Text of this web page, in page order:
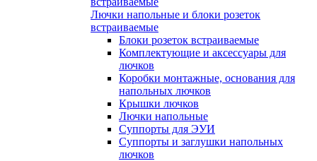
Лючки напольные и блоки розеток
встраиваемые
Блоки розеток встраиваемые
Комплектующие и аксессуары для
лючков
Коробки монтажные, основания для
напольных лючков
Крышки лючков
Лючки напольные
Суппорты для ЭУИ
Суппорты и заглушки напольных
лючков